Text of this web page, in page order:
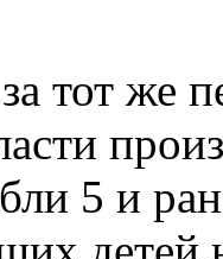
тот же
5 и